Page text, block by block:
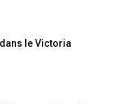
le Victoria